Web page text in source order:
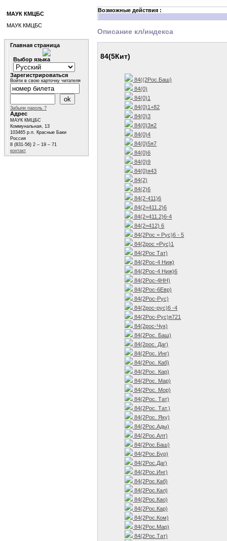
Возможные действия :
Описание кл/индекса
84(5Кит)
84((2Рос.Баш)
84(0)
84(0)1
84(0)1+82
84(0)3
84(0)3я2
84(0)4
84(0)5я7
84(0)6
84(0)9
84(0)я43
84(2)
84(2)6
84(2-411)6
84(2=411.2)6
84(2=411.2)6-4
84(2=412) 6
84(2Рос = Рус)6 - 5
84(2рос =Рус)1
84(2Рос Тат)
84(2Рос-4 Ниж)
84(2Рос-4 Ниж)6
84(2Рос-4НН)
84(2Рос-6Евр)
84(2Рос-Рус)
84(2рос-рус)6 -4
84(2Рос-Рус)я721
84(2рос-Чук)
84(2Рос. Баш)
84(2рос. Даг)
84(2Рос. Инг)
84(2Рос. Каб)
84(2Рос. Кар)
84(2Рос. Мар)
84(2Рос. Мор)
84(2Рос. Тат)
84(2Рос. Тат.)
84(2Рос. Яку)
84(2Рос.Ады)
84(2Рос.Алт)
84(2Рос.Баш)
84(2Рос.Бур)
84(2Рос.Даг)
84(2Рос.Инг)
84(2Рос.Каб)
84(2Рос.Кал)
84(2Рос.Као)
84(2Рос.Кар)
84(2Рос.Ком)
84(2Рос.Мар)
84(2Рос.Тат)
МАУК КМЦБС
МАУК КМЦБС
Главная страница
Выбор языка
Зарегистрироваться
Войти в свою карточку читателя
Забыли пароль ?
Адрес
МАУК КМЦБС
Коммунальная, 13
103465 р.п. Красные Баки
Россия
8 (831-56) 2 – 19 – 71
контакт